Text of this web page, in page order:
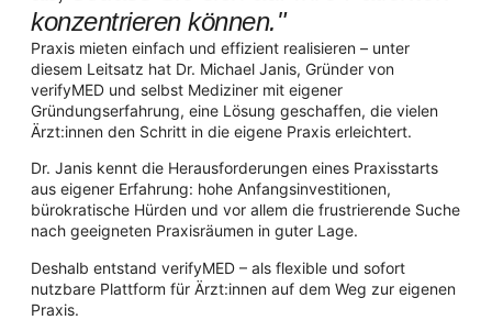
konzentrieren können."
Praxis mieten einfach und effizient realisieren – unter
diesem Leitsatz hat Dr. Michael Janis, Gründer von
verifyMED und selbst Mediziner mit eigener
Gründungserfahrung, eine Lösung geschaffen, die vielen
Ärzt:innen den Schritt in die eigene Praxis erleichtert.
Dr. Janis kennt die Herausforderungen eines Praxisstarts
aus eigener Erfahrung: hohe Anfangsinvestitionen,
bürokratische Hürden und vor allem die frustrierende Suche
nach geeigneten Praxisräumen in guter Lage.
Deshalb entstand verifyMED – als flexible und sofort
nutzbare Plattform für Ärzt:innen auf dem Weg zur eigenen
Praxis.